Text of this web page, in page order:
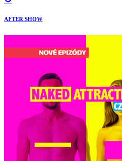
AFTER SHOW